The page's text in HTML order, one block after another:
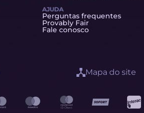
AJUDA
Perguntas frequentes
Provably Fair
Fale conosco
Mapa do site